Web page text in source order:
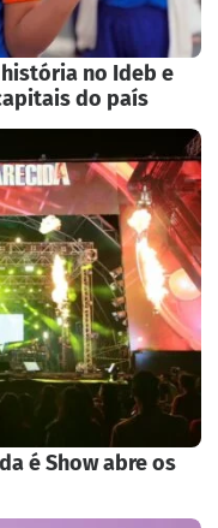
no Ideb e
do país
é Show abre os